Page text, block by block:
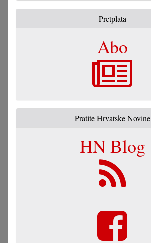
Pretplata
Abo
Pratite Hrvatske Novine
HN Blog